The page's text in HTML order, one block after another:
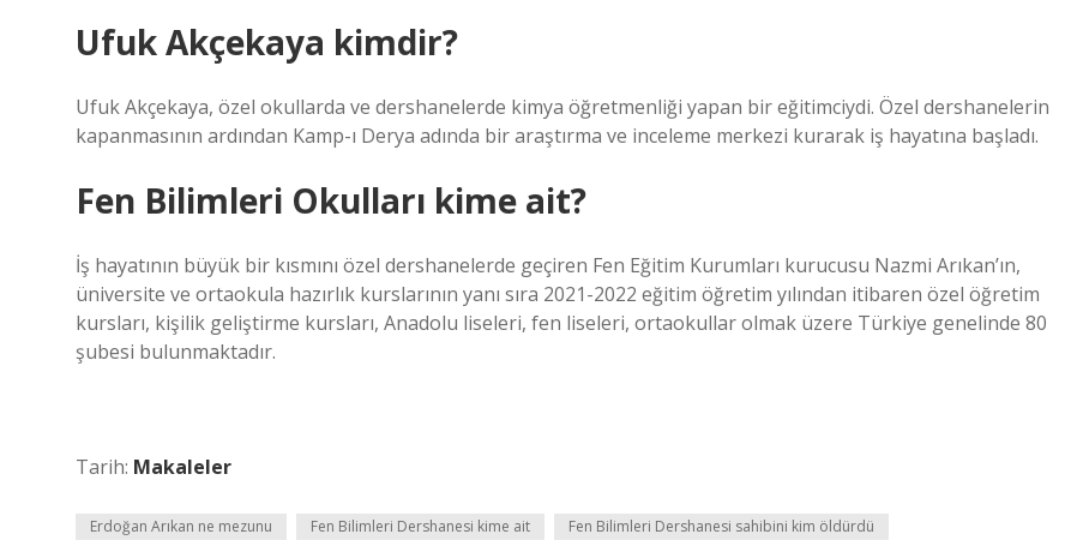
Ufuk Akçekaya kimdir?
Ufuk Akçekaya, özel okullarda ve dershanelerde kimya öğretmenliği yapan bir eğitimciydi. Özel dershanelerin
kapanmasının ardından Kamp-ı Derya adında bir araştırma ve inceleme merkezi kurarak iş hayatına başladı.
Fen Bilimleri Okulları kime ait?
İş hayatının büyük bir kısmını özel dershanelerde geçiren Fen Eğitim Kurumları kurucusu Nazmi Arıkan’ın,
üniversite ve ortaokula hazırlık kurslarının yanı sıra 2021-2022 eğitim öğretim yılından itibaren özel öğretim
kursları, kişilik geliştirme kursları, Anadolu liseleri, fen liseleri, ortaokullar olmak üzere Türkiye genelinde 80
şubesi bulunmaktadır.
Tarih: Makaleler
Erdoğan Arıkan ne mezunu Fen Bilimleri Dershanesi kime ait Fen Bilimleri Dershanesi sahibini kim öldürdü